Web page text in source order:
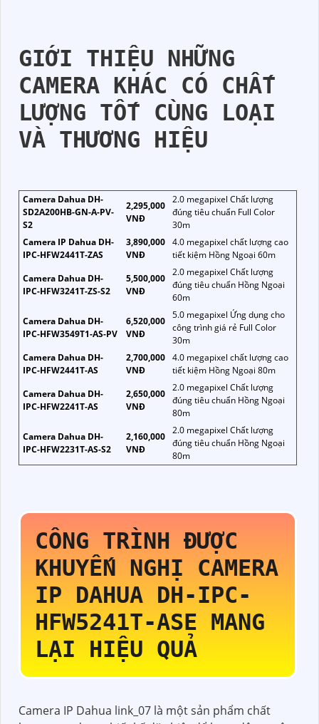
GIỚI THIỆU NHỮNG
CAMERA KHÁC CÓ CHẤT
LƯỢNG TỐT CÙNG LOẠI
VÀ THƯƠNG HIỆU
Camera Dahua DH-
SD2A200HB-GN-A-PV-
S2
2,295,000
VNĐ
2.0 megapixel Chất lượng
đúng tiêu chuẩn Full Color
30m
Camera IP Dahua DH-
IPC-HFW2441T-ZAS
3,890,000
VNĐ
4.0 megapixel chất lượng cao
tiết kiệm Hồng Ngoại 60m
Camera Dahua DH-
IPC-HFW3241T-ZS-S2
5,500,000
VNĐ
2.0 megapixel Chất lượng
đúng tiêu chuẩn Hồng Ngoại
60m
Camera Dahua DH-
IPC-HFW3549T1-AS-PV
6,520,000
VNĐ
5.0 megapixel Ứng dụng cho
công trình giá rẻ Full Color
30m
Camera Dahua DH-
IPC-HFW2441T-AS
2,700,000
VNĐ
4.0 megapixel chất lượng cao
tiết kiệm Hồng Ngoại 80m
Camera Dahua DH-
IPC-HFW2241T-AS
2,650,000
VNĐ
2.0 megapixel Chất lượng
đúng tiêu chuẩn Hồng Ngoại
80m
Camera Dahua DH-
IPC-HFW2231T-AS-S2
2,160,000
VNĐ
2.0 megapixel Chất lượng
đúng tiêu chuẩn Hồng Ngoại
80m
CÔNG TRÌNH ĐƯỢC
KHUYẾN NGHỊ CAMERA
IP DAHUA DH-IPC-
HFW5241T-ASE MANG
LẠI HIỆU QUẢ
Camera IP Dahua link_07 là một sản phẩm chất